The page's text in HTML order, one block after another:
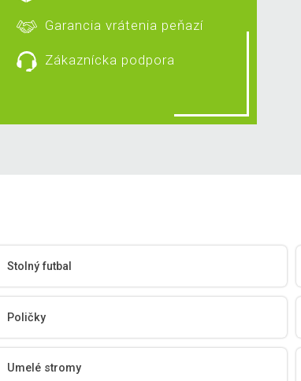
Garancia vrátenia peňazí
Zákaznícka podpora
Stolný futbal
Poličky
Umelé stromy